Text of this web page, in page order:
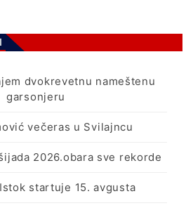
dvokrevetnu nameštenu
garsonjeru
večeras u Svilajncu
2026.obara sve rekorde
startuje 15. avgusta